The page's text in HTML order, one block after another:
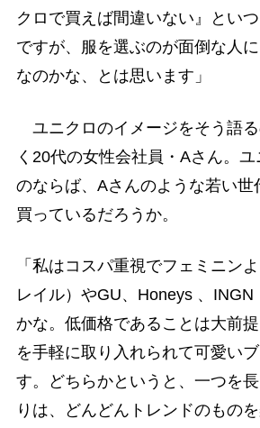
クロで買えば間違いない』とい
ですが、服を選ぶのが面倒な人
なのかな、とは思います」
ユニクロのイメージをそう語
く20代の女性会社員・Aさん。ユ
のならば、Aさんのような若い世
買っているだろうか。
「私はコスパ重視でフェミニン
レイル）やGU、Honeys 、INGN
かな。低価格であることは大前
を手軽に取り入れられて可愛い
す。どちらかというと、一つを
りは、どんどんトレンドのもの